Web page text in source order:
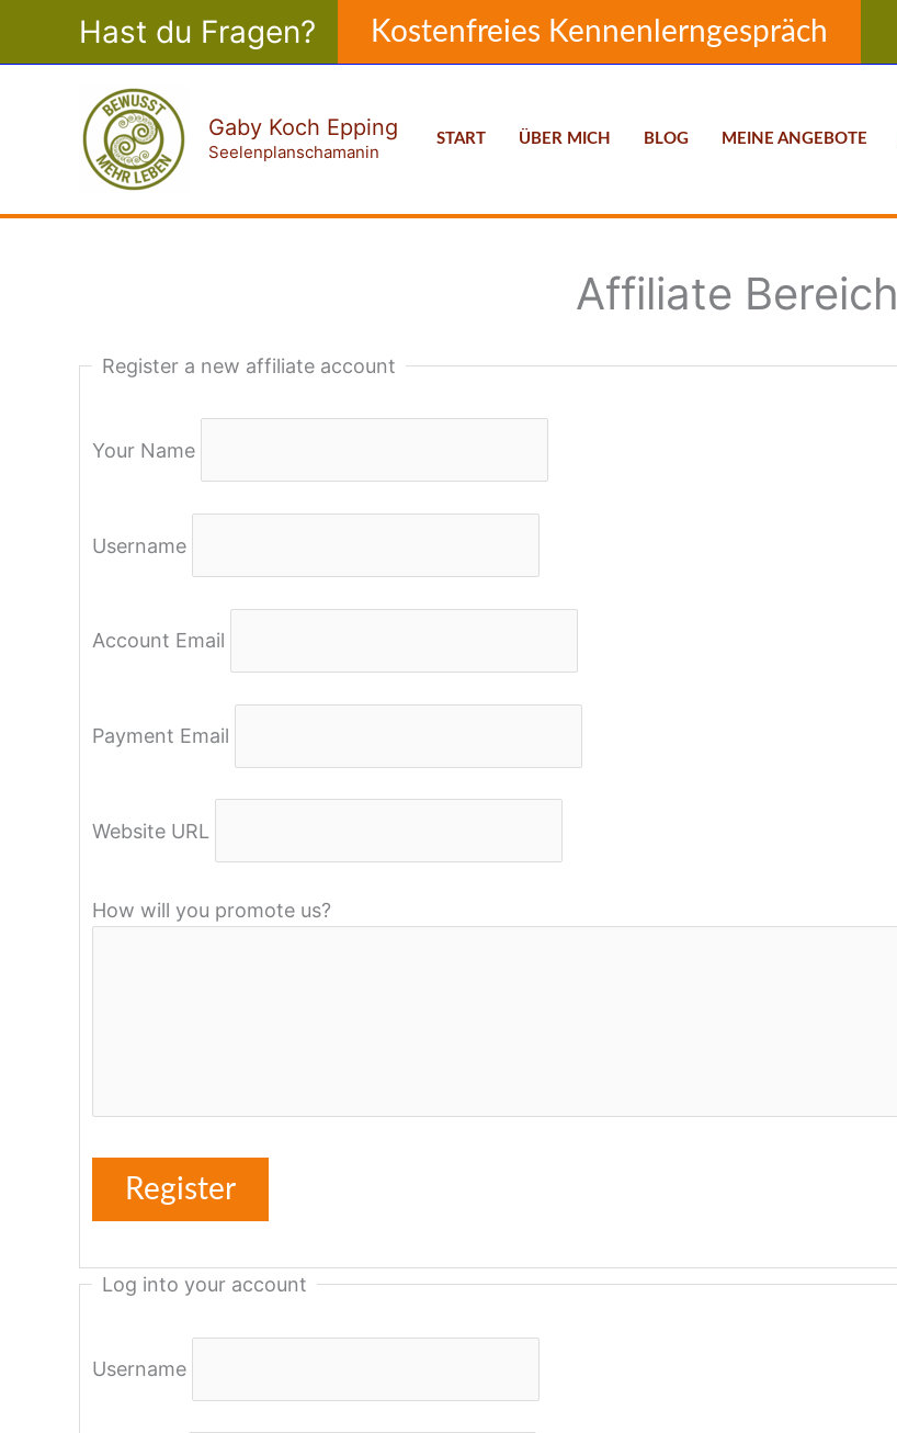
Hast du Fragen? Kostenfreies Kennenlerngespräch
Gaby Koch Epping
Seelenplanschamanin
START ÜBER MICH BLOG MEINE ANGEBOTE
Affiliate Bereich
Register a new affiliate account
Your Name
Username
Account Email
Payment Email
Website URL
How will you promote us?
Log into your account
Username